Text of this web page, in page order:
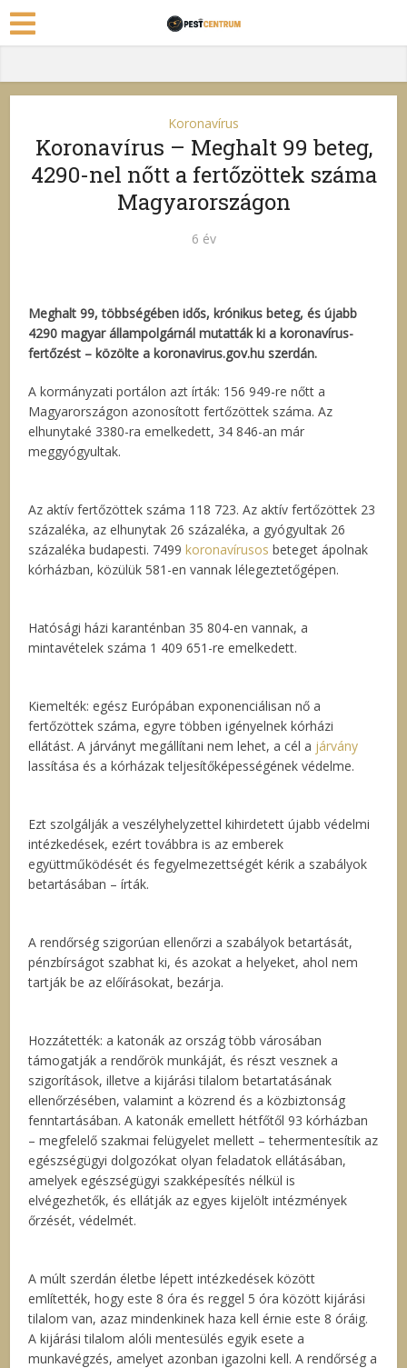
Koronavírus
Koronavírus – Meghalt 99 beteg,
4290-nel nőtt a fertőzöttek száma
Magyarországon
6 év
Meghalt 99, többségében idős, krónikus beteg, és újabb
4290 magyar állampolgárnál mutatták ki a koronavírus-
fertőzést – közölte a koronavirus.gov.hu szerdán.
A kormányzati portálon azt írták: 156 949-re nőtt a
Magyarországon azonosított fertőzöttek száma. Az
elhunytaké 3380-ra emelkedett, 34 846-an már
meggyógyultak.
Az aktív fertőzöttek száma 118 723. Az aktív fertőzöttek 23
százaléka, az elhunytak 26 százaléka, a gyógyultak 26
százaléka budapesti. 7499koronavírusosbeteget ápolnak
kórházban, közülük 581-en vannak lélegeztetőgépen.
Hatósági házi karanténban 35 804-en vannak, a
mintavételek száma 1 409 651-re emelkedett.
Kiemelték: egész Európában exponenciálisan nő a
fertőzöttek száma, egyre többen igényelnek kórházi
ellátást. A járványt megállítani nem lehet, a cél a járvány
lassítása és a kórházak teljesítőképességének védelme.
Ezt szolgálják a veszélyhelyzettel kihirdetett újabb védelmi
intézkedések, ezért továbbra is az emberek
együttműködését és fegyelmezettségét kérik a szabályok
betartásában – írták.
A rendőrség szigorúan ellenőrzi a szabályok betartását,
pénzbírságot szabhat ki, és azokat a helyeket, ahol nem
tartják be az előírásokat, bezárja.
Hozzátették: a katonák az ország több városában
támogatják a rendőrök munkáját, és részt vesznek a
szigorítások, illetve a kijárási tilalom betartatásának
ellenőrzésében, valamint a közrend és a közbiztonság
fenntartásában. A katonák emellett hétfőtől 93 kórházban
– megfelelő szakmai felügyelet mellett – tehermentesítik az
egészségügyi dolgozókat olyan feladatok ellátásában,
amelyek egészségügyi szakképesítés nélkül is
elvégezhetők, és ellátják az egyes kijelölt intézmények
őrzését, védelmét.
A múlt szerdán életbe lépett intézkedések között
említették, hogy este 8 óra és reggel 5 óra között kijárási
tilalom van, azaz mindenkinek haza kell érnie este 8 óráig.
A kijárási tilalom alóli mentesülés egyik esete a
munkavégzés, amelyet azonban igazolni kell. A rendőrség a